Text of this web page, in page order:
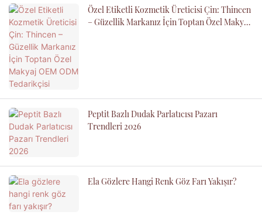
Özel Etiketli Kozmetik Üreticisi Çin: Thincen
– Güzellik Markanız İçin Toptan Özel Makyaj
Peptit Bazlı Dudak Parlatıcısı Pazarı
Trendleri 2026
Ela Gözlere Hangi Renk Göz Farı Yakışır?